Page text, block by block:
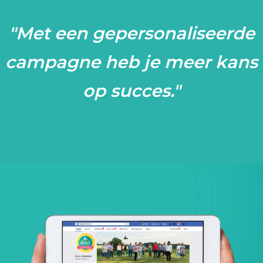
team
"Met een gepersonaliseerde
campagne heb je meer kans
op succes."